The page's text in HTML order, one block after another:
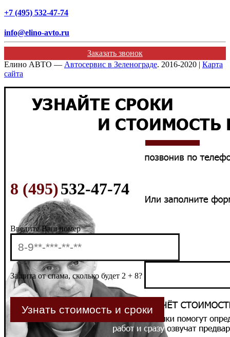
+7 (495) 532-47-74
info@elino-avto.ru
Заказать звонок
Елино АВТО — Автосервис в Зеленограде. 2016-2020 | Карта
сайта
8 (495)532-47-74
Введите Ваш номер
Защита от спама, сколько будет 2 + 8?